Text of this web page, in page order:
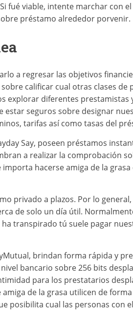
fué viable, intente marchar con
préstamo alrededor porvenir.
a regresar las objetivos
calificar cual otras clases de
explorar diferentes prestamistas
seguros sobre designar
tarifas así­ como tasas del
Say, poseen préstamos
a realizar la comprobación
hacerse amiga de la
privado a plazos. Por lo
de solo un día útil.
transpirado tú suele pagar
brindan forma rápida y
bancario sobre 256 bits
para los prestatarios
de la grasa utilicen de
posibilita cual las personas con